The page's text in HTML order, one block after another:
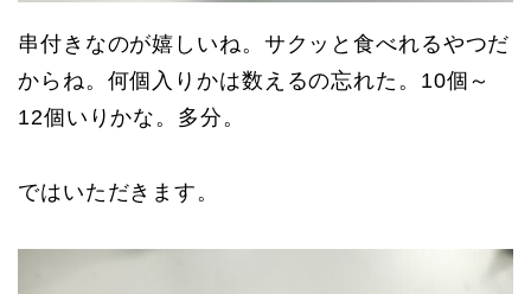
串付きなのが嬉しいね。サクッと食べれるやつだ
からね。何個入りかは数えるの忘れた。10個～
12個いりかな。多分。
ではいただきます。